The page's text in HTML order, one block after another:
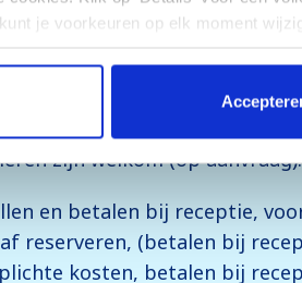
je voorkeuren op elk moment
kinderstoelen: ca. €50 p/wk
zijn welkom (op
en betalen bij receptie,
reserveren, (betalen bij
kosten, betalen bij